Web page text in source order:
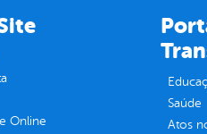
Online
Saúde
Atos